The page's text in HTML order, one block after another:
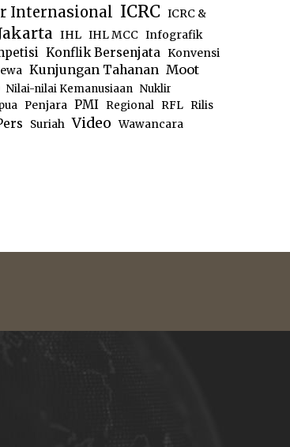
Internasional ICRC ICRC &
IHL IHL MCC Infografik
Konflik Bersenjata Konvensi
Kunjungan Tahanan Moot
Nilai-nilai Kemanusiaan Nuklir
Penjara PMI Regional RFL
Rilis
Suriah Video Wawancara